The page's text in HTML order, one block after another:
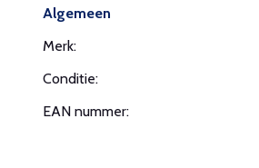
Algemeen
Merk:
Conditie:
EAN nummer: